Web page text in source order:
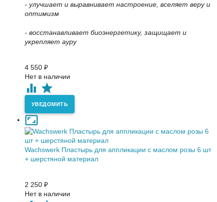
- улучшает и выравнивает настроение, вселяет веру и
оптимизм
- восстанавливает биоэнергетику, защищает и
укрепляет ауру
4 550 ₽
Нет в наличии
УВЕДОМИТЬ
Waсhswerk Пластырь для аппликации с маслом розы 6 шт
+ шерстяной материал
2 250 ₽
Нет в наличии